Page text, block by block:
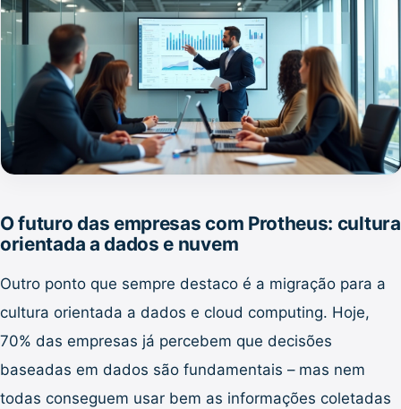
O futuro das empresas com Protheus: cultura
orientada a dados e nuvem
Outro ponto que sempre destaco é a migração para a
cultura orientada a dados e cloud computing. Hoje,
70% das empresas já percebem que decisões
baseadas em dados são fundamentais – mas nem
todas conseguem usar bem as informações coletadas